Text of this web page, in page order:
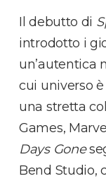
Il debutto di
introdotto i
un’autentica
cui universo
una stretta
Games,
Days Gone
Bend Studio,